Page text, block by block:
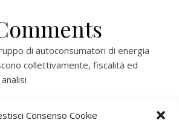
Consenso Cookie
di autoconsumatori di energia
collettivamente, fiscalità ed
collettivamente, fiscalità ed